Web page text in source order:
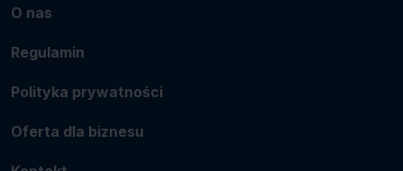
O nas
Regulamin
Polityka prywatności
Oferta dla biznesu